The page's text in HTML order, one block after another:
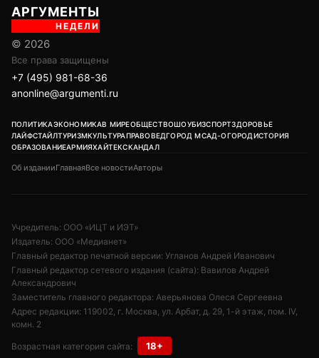
АРГУМЕНТЫ
НЕДЕЛИ
© 2026
Все права защищены
+7 (495) 981-68-36
anonline@argumenti.ru
ПОЛИТИКАЭКОНОМИКАВ МИРЕОБЩЕСТВОШОУБИЗСПОРТЗДОРОВЬЕ
ЛАЙФСТАЙЛТУРИЗМКУЛЬТУРАПРАВОВЕДГОРОД МСАД-ОГОРОДИСТОРИЯ
ОБРАЗОВАНИЕАРМИЯХАЙТЕКСКАНДАЛ
Об изданииГлавнаяВсе новостиАвторы
Учредитель: ООО «ИЦТ и ИЭТ»
Издатель: ООО «Медианет»
Главный редактор печатной версии: Угланов Андрей Иванович
Главный редактор сетевого издания (сайта): Вавилов Андрей
Александрович
Заместитель главного редактора: Аверьянова Олеся Сергеевна
Адрес редакции: 119002, г. Москва, ул. Арбат, д. 29, 1-й этаж, пом. IV,
комн. 2
Возрастная категория сайта: 18+